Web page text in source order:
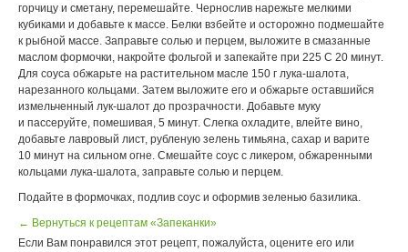
горчицу и сметану, перемешайте. Чернослив нарежьте мелкими
кубиками и добавьте к массе. Белки взбейте и осторожно подмешайте
к рыбной массе. Заправьте солью и перцем, выложите в смазанные
маслом формочки, накройте фольгой и запекайте при 225 С 20 минут.
Для соуса обжарьте на растительном масле 150 г лука-шалота,
нарезанного кольцами. Затем выложите его и обжарьте оставшийся
измельченный лук-шалот до прозрачности. Добавьте муку
и пассеруйте, помешивая, 5 минут. Слегка охладите, влейте вино,
добавьте лавровый лист, рубленую зелень тимьяна, сахар и варите
10 минут на сильном огне. Смешайте соус с ликером, обжаренными
кольцами лука-шалота, заправьте солью и перцем.
Подайте в формочках, подлив соус и оформив зеленью базилика.
← Вернуться к рецептам «Запеканки»
Если Вам понравился этот рецепт, пожалуйста, оцените его или